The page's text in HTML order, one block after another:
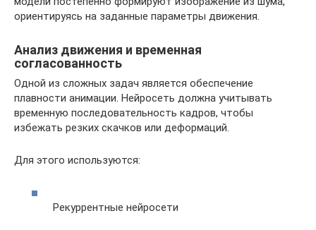
ориентируясь на заданные параметры движения.
Анализ движения и временная
согласованность
Одной из сложных задач является обеспечение
плавности анимации. Нейросеть должна учитывать
временную последовательность кадров, чтобы
избежать резких скачков или деформаций.
Для этого используются:
Рекуррентные нейросети